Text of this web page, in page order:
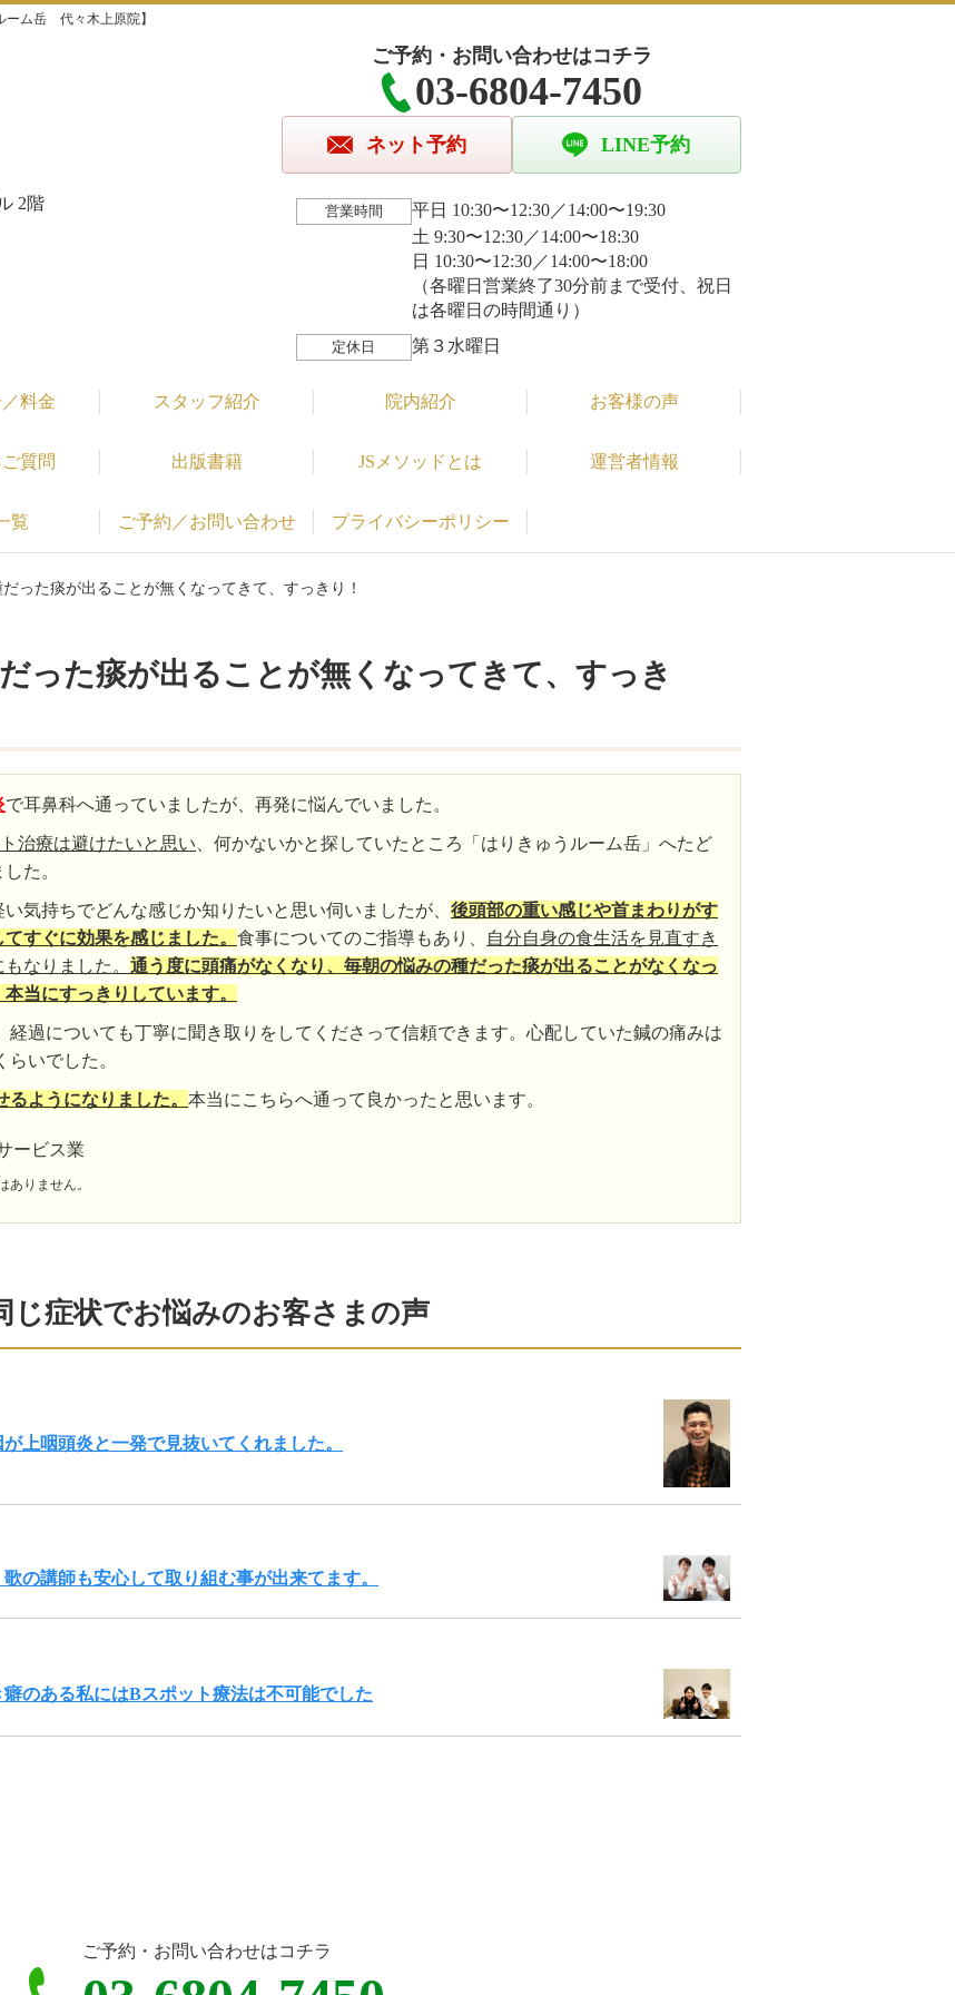
ーム岳 代々木上原院】
2階
ご予約・お問い合わせはコチラ
03-6804-7450
ネット予約 LINE予約
営業時間
平日 10:30〜12:30／14:00〜19:30
土 9:30〜12:30／14:00〜18:30
日 10:30〜12:30／14:00〜18:00
（各曜日営業終了30分前まで受付、祝日
は各曜日の時間通り）
定休日 第３水曜日
料金 スタッフ紹介 院内紹介 お客様の声
質問 出版書籍 JSメソッドとは 運営者情報
覧 ご予約／お問い合わせ プライバシーポリシー
った痰が出ることが無くなってきて、すっきり！
った痰が出ることが無くなってきて、すっき
で耳鼻科へ通っていましたが、再発に悩んでいました。
治療は避けたいと思い 、何かないかと探していたところ「はりきゅうルーム岳」へたど
た。
気持ちでどんな感じか知りたいと思い伺いましたが、 後頭部の重い感じや首まわりがす
てすぐに効果を感じました。 食事についてのご指導もあり、
自分自身の食生活を見直すき
なりました。 通う度に頭痛がなくなり、毎朝の悩みの種だった痰が出ることがなくなっ
当にすっきりしています。
過についても丁寧に聞き取りをしてくださって信頼できます。心配していた鍼の痛みは
いでした。
ようになりました。 本当にこちらへ通って良かったと思います。
ビス業
りません。
じ症状でお悩みのお客さまの声
上咽頭炎と一発で見抜いてくれました。
の講師も安心して取り組む事が出来てます。
のある私にはBスポット療法は不可能でした
ご予約・お問い合わせはコチラ